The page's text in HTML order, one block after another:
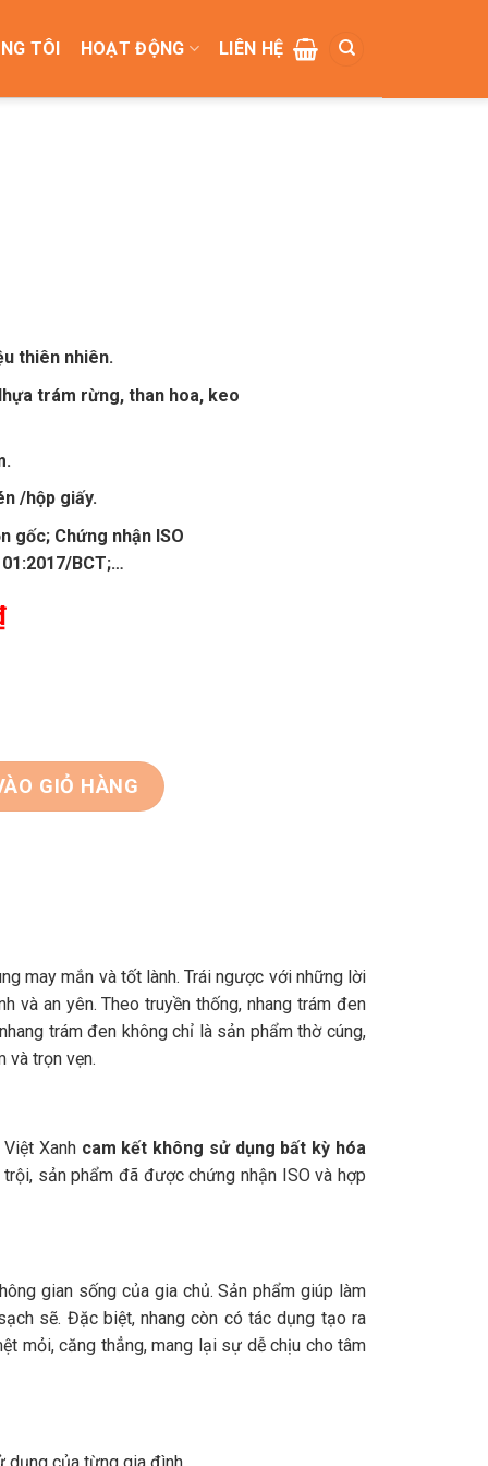
TÔI HOẠT ĐỘNG LIÊN HỆ
thiên nhiên.
trám rừng, than hoa, keo
/hộp giấy.
gốc; Chứng nhận ISO
01:2017/BCT;…
GIỎ HÀNG
may mắn và tốt lành. Trái ngược với những lời
và an yên. Theo truyền thống, nhang trám đen
trám đen không chỉ là sản phẩm thờ cúng,
và trọn vẹn.
Xanhcam kết không sử dụng bất kỳ hóa
sản phẩm đã được chứng nhận ISO và hợp
gian sống của gia chủ. Sản phẩm giúp làm
sẽ. Đặc biệt, nhang còn có tác dụng tạo ra
mỏi, căng thẳng, mang lại sự dễ chịu cho tâm